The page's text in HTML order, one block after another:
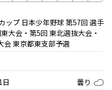
ップ 日本少年野球 第57回 選手
大会・第5回 東北選抜大会・
会 東京都東支部予選
曇り